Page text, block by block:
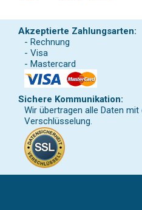
Akzeptierte Zahlungsarten:
- Rechnung
- Visa
- Mastercard
Sichere Kommunikation:
Wir übertragen alle Daten
Verschlüsselung.